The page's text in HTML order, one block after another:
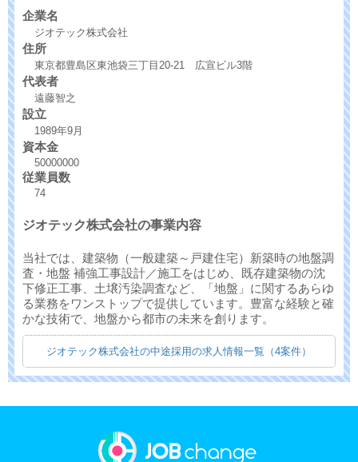
企業名
ジオテック株式会社
住所
東京都豊島区東池袋三丁目20-21 広宣ビル3階
代表者
遠藤智之
設立
1989年9月
資本金
50000000
従業員数
74
ジオテック株式会社の事業内容
当社では、建築物（一般建築～戸建住宅）新築時の地盤調
査・地盤 補強工事設計／施工をはじめ、既存建築物の沈
下修正工事、土壌汚染調査など、「地盤」に関するあらゆ
る業務をワンストップで提供しています。豊富な経験と確
かな技術で、地盤から都市の未来を創ります。
ジオテック株式会社の中途採用の求人情報一覧（4案件）